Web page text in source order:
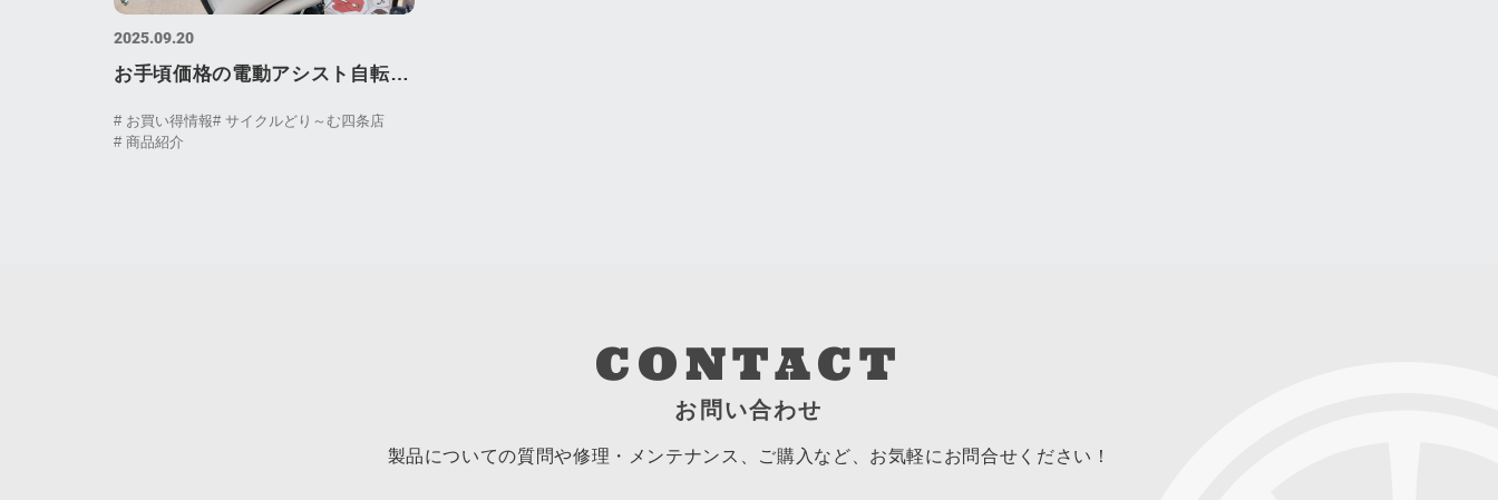
2025.09.20
お手頃価格の電動アシスト自転車
あります！ evol vivace（エヴォ
ル ヴィヴァーチェ）
# お買い得情報# サイクルどり～む四条店
# 商品紹介
CONTACT
お問い合わせ
製品についての質問や修理・メンテナンス、ご購入など、 お気軽にお問合せください！